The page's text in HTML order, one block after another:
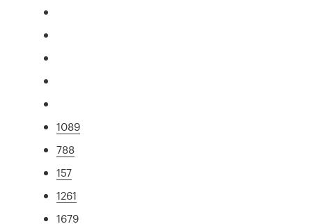
1089
788
157
1261
1679